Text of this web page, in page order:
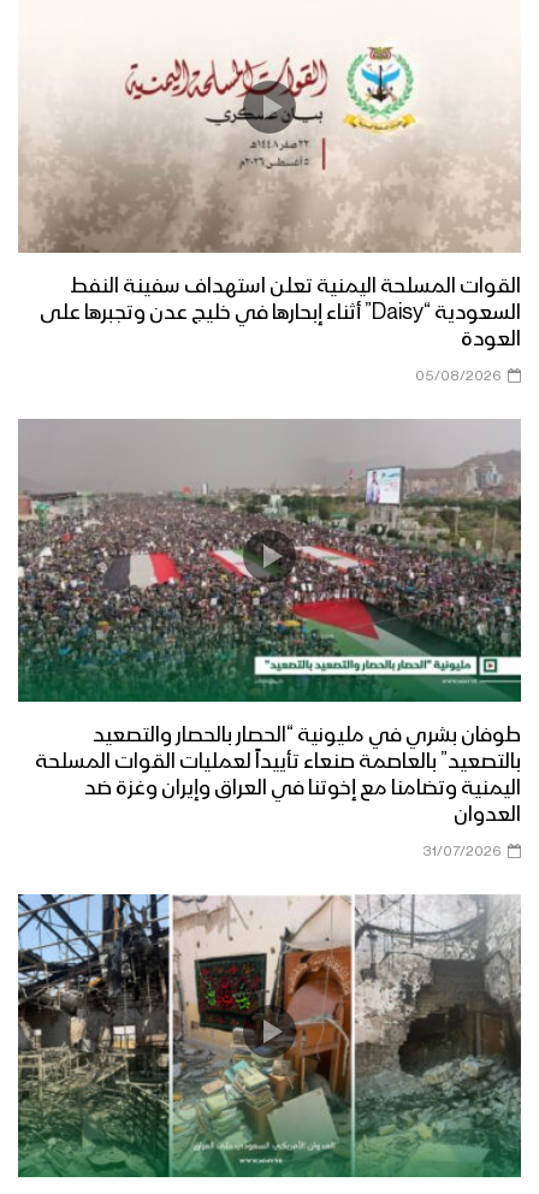
القوات المسلحة اليمنية تعلن استهداف سفينة النفط
السعودية “Daisy” أثناء إبحارها في خليج عدن وتجبرها على
العودة
05/08/2026
طوفان بشري في مليونية “الحصار بالحصار والتصعيد
بالتصعيد” بالعاصمة صنعاء تأييداً لعمليات القوات المسلحة
اليمنية وتضامنا مع إخوتنا في العراق وإيران وغزة ضد
العدوان
31/07/2026